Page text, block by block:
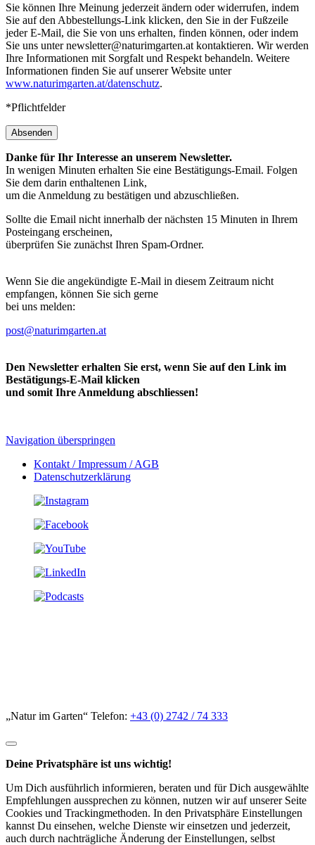
Sie können Ihre Meinung jederzeit ändern oder widerrufen, indem
Sie auf den Abbestellungs-Link klicken, den Sie in der Fußzeile
jeder E-Mail, die Sie von uns erhalten, finden können, oder indem
Sie uns unter newsletter@naturimgarten.at kontaktieren. Wir werden
Ihre Informationen mit Sorgfalt und Respekt behandeln. Weitere
Informationen finden Sie auf unserer Website unter
www.naturimgarten.at/datenschutz.
*Pflichtfelder
Absenden
Danke für Ihr Interesse an unserem Newsletter.
In wenigen Minuten erhalten Sie eine Bestätigungs-Email. Folgen
Sie dem darin enthaltenen Link,
um die Anmeldung zu bestätigen und abzuschließen.
Sollte die Email nicht innerhalb der nächsten 15 Minuten in Ihrem
Posteingang erscheinen,
überprüfen Sie zunächst Ihren Spam-Ordner.
Wenn Sie die angekündigte E-Mail in diesem Zeitraum nicht
empfangen, können Sie sich gerne
bei uns melden:
post@naturimgarten.at
Den Newsletter erhalten Sie erst, wenn Sie auf den Link im
Bestätigungs-E-Mail klicken
und somit Ihre Anmeldung abschliessen!
Navigation überspringen
Kontakt / Impressum / AGB
Datenschutzerklärung
„Natur im Garten“ Telefon: +43 (0) 2742 / 74 333
Deine Privatsphäre ist uns wichtig!
Um Dich ausführlich informieren, beraten und für Dich ausgewählte
Empfehlungen aussprechen zu können, nutzen wir auf unserer Seite
Cookies und Trackingmethoden. In den Privatsphäre Einstellungen
kannst Du einsehen, welche Dienste wir einsetzen und jederzeit,
auch durch nachträgliche Änderung der Einstellungen, selbst